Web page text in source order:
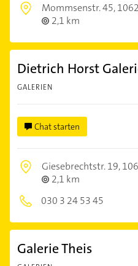
Mommsenstr. 45,
2,1 km
Dietrich Horst
GALERIEN
Chat starten
Giesebrechtstr. 19,
2,1 km
030 3 24 53 45
Galerie Theis